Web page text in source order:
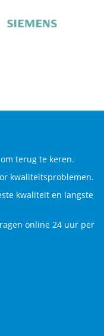
terug te keren.
kwaliteitsproblemen.
kwaliteit en langste
online 24 uur per